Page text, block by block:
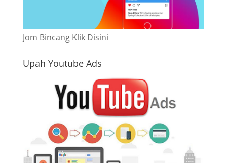
Jom Bincang Klik Disini
Upah Youtube Ads